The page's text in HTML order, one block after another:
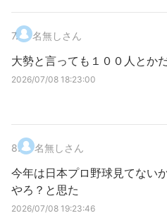
7. 名無しさん
大勢と言っても１００人とか
2026/07/08 18:23:00
8. 名無しさん
今年は日本プロ野球見てない
やろ？と思た
2026/07/08 19:23:46